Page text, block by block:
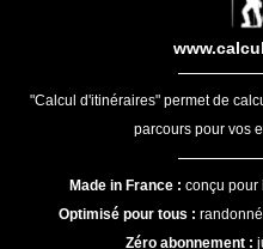
"Calcul d'itinéraires" permet de
parcours pour vos
Made in France : conçu pour
Optimisé pour tous :
Zéro abonnement :